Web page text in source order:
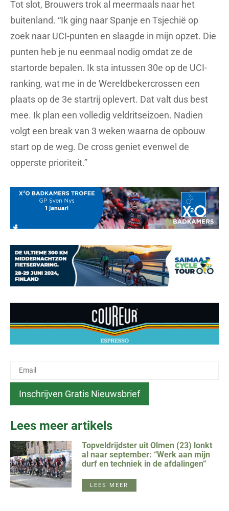
Tot slot, Brouwers trok al meermaals naar het
buitenland. “Ik ging naar Spanje en Tsjechië op
zoek naar UCI-punten en slaagde in mijn opzet. Die
punten heb je nu eenmaal nodig omdat ze de
startorde bepalen. Ik sta intussen 30e op de UCI-
ranking, wat me in de Wereldbekercrossen een
plaats op de 3e startrij oplevert. Dat valt dus best
mee. Ik plan een volledig veldritseizoen. Nadien
volgt een break van 3 weken waarna de opbouw
start op de weg. De cross geniet evenwel de
opperste prioriteit.”
Lees meer artikels
Topveldrijdster uit Olmen (23) lonkt
al naar september: “Werk aan mijn
durf en techniek in de afdalingen”
LEES MEER